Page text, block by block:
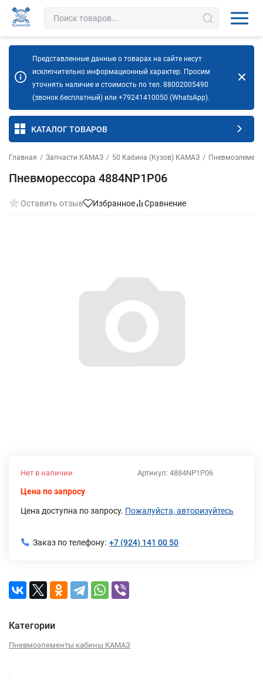
Представленные данные о товарах на сайте несут
исключительно информационный характер. Просим
уточнять наличие и стоимость по тел. 88002005490
(звонок бесплатный) или +79241410050 (WhatsApp).
КАТАЛОГ ТОВАРОВ
Главная / Запчасти КАМАЗ / 50 Кабина (Кузов) КАМАЗ /
Пневморессора 4884NP1P06
Оставить отзыв Избранное Сравнение
Артикул: 4884NP1P06
Нет в наличии
Цена по запросу
Цена доступна по запросу. Пожалуйста, авторизуйтесь
Заказ по телефону: +7 (924) 141 00 50
Категории
Пневмоэлементы кабины КАМАЗ